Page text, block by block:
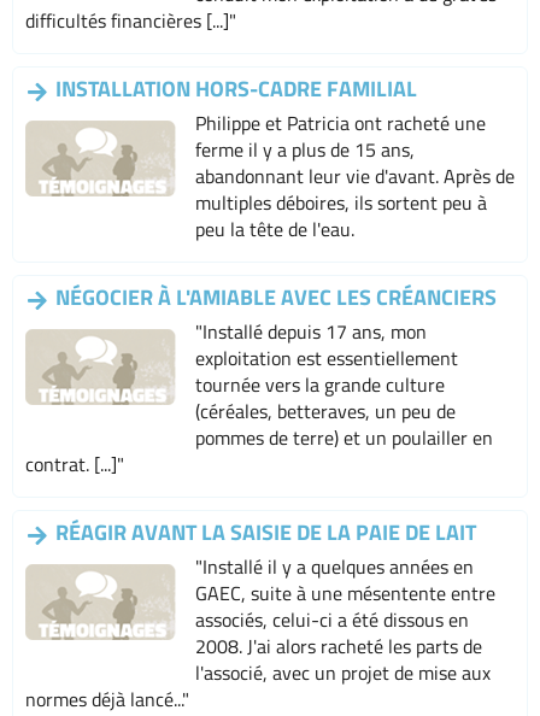
difficultés financières [...]"
INSTALLATION HORS-CADRE FAMILIAL
Philippe et Patricia ont racheté une
ferme il y a plus de 15 ans,
abandonnant leur vie d'avant. Après de
multiples déboires, ils sortent peu à
peu la tête de l'eau.
NÉGOCIER À L'AMIABLE AVEC LES CRÉANCIERS
"Installé depuis 17 ans, mon
exploitation est essentiellement
tournée vers la grande culture
(céréales, betteraves, un peu de
pommes de terre) et un poulailler en
contrat. [...]"
RÉAGIR AVANT LA SAISIE DE LA PAIE DE LAIT
"Installé il y a quelques années en
GAEC, suite à une mésentente entre
associés, celui-ci a été dissous en
2008. J'ai alors racheté les parts de
l'associé, avec un projet de mise aux
normes déjà lancé..."